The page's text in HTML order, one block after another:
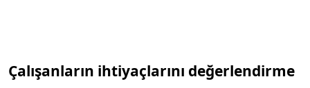
Çalışanların ihtiyaçlarını değerlendirme